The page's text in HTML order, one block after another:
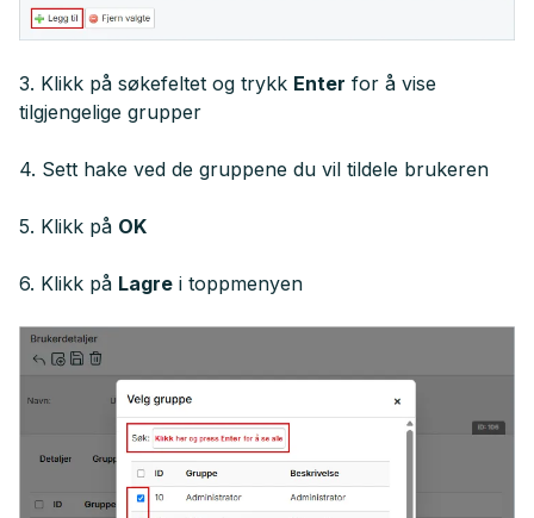
3. Klikk på søkefeltet og trykk Enter for å vise
tilgjengelige grupper
4. Sett hake ved de gruppene du vil tildele brukeren
5. Klikk på OK
6. Klikk på Lagre i toppmenyen